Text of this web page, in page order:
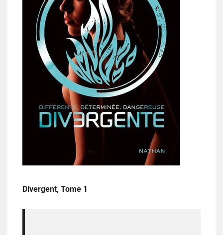
Divergent, Tome 1